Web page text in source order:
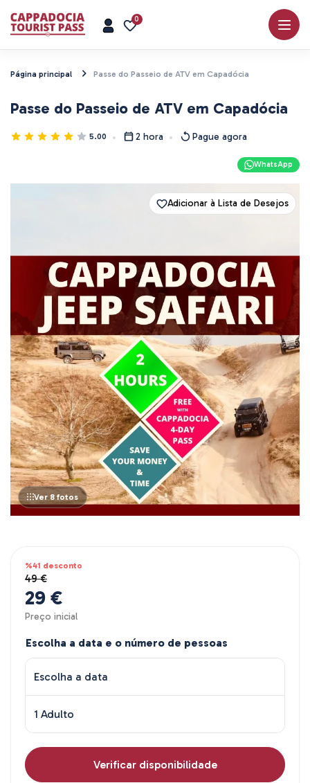
0
Página principal Passe do Passeio de ATV em Capadócia
Passe do Passeio de ATV em Capadócia
5.00 2 hora Pague agora
WhatsApp
Adicionar à Lista de Desejos
Ver 8 fotos
%41 desconto
49 €
29 €
Preço inicial
Escolha a data e o número de pessoas
Escolha a data
1 Adulto
Verificar disponibilidade